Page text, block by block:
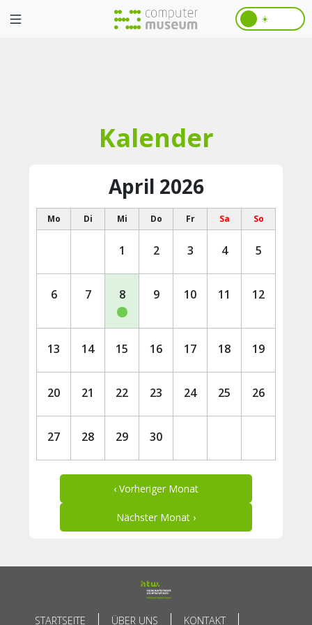
☀️
Kalender
April 2026
Mo Di Mi Do Fr Sa So
1 2 3 4 5
6 7 8 9 10 11 12
13 14 15 16 17 18 19
20 21 22 23 24 25 26
27 28 29 30
‹ Vorheriger Monat
Nächster Monat ›
STARTSEITE ÜBER UNS KONTAKT